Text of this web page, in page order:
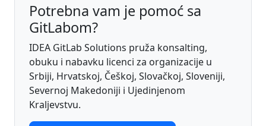
Potrebna vam je pomoć sa
GitLabom?
IDEA GitLab Solutions pruža konsalting,
obuku i nabavku licenci za organizacije u
Srbiji, Hrvatskoj, Češkoj, Slovačkoj, Sloveniji,
Severnoj Makedoniji i Ujedinjenom
Kraljevstvu.